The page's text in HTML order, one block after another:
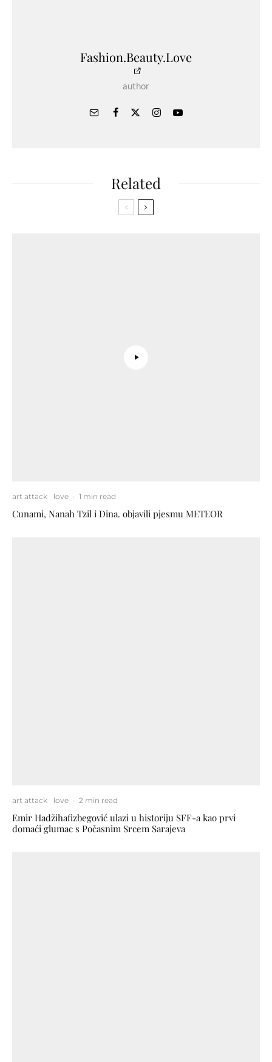
Fashion.Beauty.Love
author
Related
art attack love · 1 min read
Cunami, Nanah Tzil i Dina. objavili pjesmu METEOR
art attack love · 2 min read
Emir Hadžihafizbegović ulazi u historiju SFF-a kao prvi
domaći glumac s Počasnim Srcem Sarajeva